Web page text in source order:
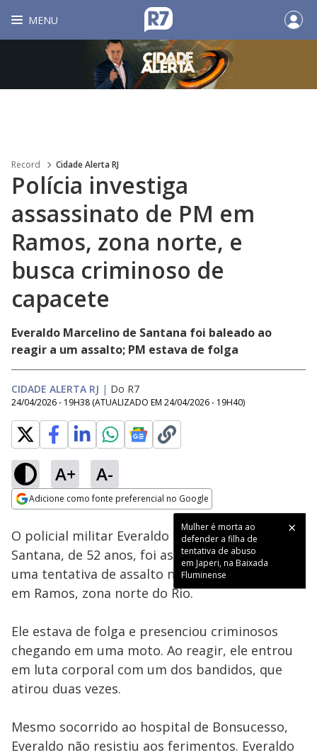
MENU
Record Cidade Alerta RJ
Polícia investiga
assassinato de PM em
Ramos, zona norte, e
busca criminoso de
capacete
Everaldo Marcelino de Santana foi baleado ao
reagir a um assalto; PM estava de folga
CIDADE ALERTA RJ | Do R7
24/04/2026 - 19H38 (ATUALIZADO EM 24/04/2026 - 19H40)
A+ A-
Adicione como fonte preferencial no Google
Mulher é morta ao
defender a filha de
tentativa de abuso
em Japeri, na Baixada
Fluminense
Ativar
:
39.29%
O policial militar Everaldo Marcelino de
Santana, de 52 anos, foi assassinado durante
uma tentativa de assalto na última quinta-feira,
em Ramos, zona norte do Rio.
Ele estava de folga e presenciou criminosos
chegando em uma moto. Ao reagir, ele entrou
em luta corporal com um dos bandidos, que
atirou duas vezes.
Mesmo socorrido ao hospital de Bonsucesso,
Everaldo não resistiu aos ferimentos. Everaldo